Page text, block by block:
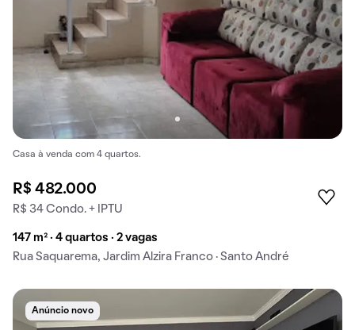
Casa à venda com 4 quartos.
R$ 482.000
R$ 34 Condo. + IPTU
147 m² · 4 quartos · 2 vagas
Rua Saquarema, Jardim Alzira Franco · Santo André
Anúncio novo